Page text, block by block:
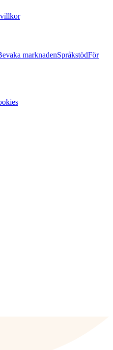
marknadenSpråkstödFör